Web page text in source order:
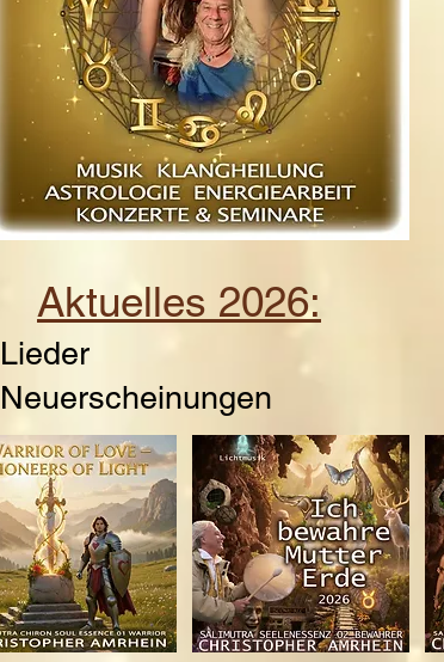
Aktuelles 2026:
Lieder
Neuerscheinungen